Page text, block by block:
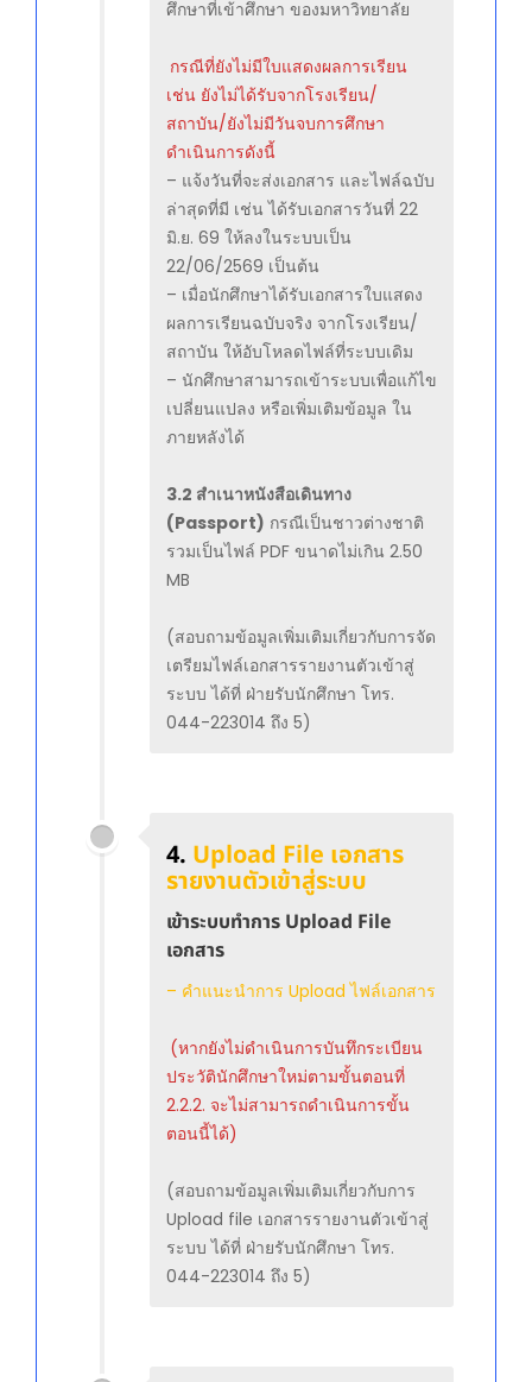
ศึกษาที่เข้าศึกษา ของมหาวิทยาลัย
กรณีที่ยังไม่มีใบแสดงผลการเรียน
เช่น ยังไม่ได้รับจากโรงเรียน/
สถาบัน/ยังไม่มีวันจบการศึกษา
ดำเนินการดังนี้
– แจ้งวันที่จะส่งเอกสาร และไฟล์ฉบับ
ล่าสุดที่มี เช่น ได้รับเอกสารวันที่ 22
มิ.ย. 69 ให้ลงในระบบเป็น
22/06/2569 เป็นต้น
– เมื่อนักศึกษาได้รับเอกสารใบแสดง
ผลการเรียนฉบับจริง จากโรงเรียน/
สถาบัน ให้อับโหลดไฟล์ที่ระบบเดิม
– นักศึกษาสามารถเข้าระบบเพื่อแก้ไข
เปลี่ยนแปลง หรือเพิ่มเติมข้อมูล ใน
ภายหลังได้
3.2 สำเนาหนังสือเดินทาง
(Passport) กรณีเป็นชาวต่างชาติ
รวมเป็นไฟล์ PDF ขนาดไม่เกิน 2.50
MB
(สอบถามข้อมูลเพิ่มเติมเกี่ยวกับการจัด
เตรียมไฟล์เอกสารรายงานตัวเข้าสู่
ระบบ ได้ที่ ฝ่ายรับนักศึกษา โทร.
044-223014 ถึง 5)
4. Upload File เอกสาร
รายงานตัวเข้าสู่ระบบ
เข้าระบบทำการ Upload File
เอกสาร
– คำแนะนำการ Upload ไฟล์เอกสาร
(หากยังไม่ดำเนินการบันทึกระเบียน
ประวัตินักศึกษาใหม่ตามขั้นตอนที่
2.2.2. จะไม่สามารถดำเนินการขั้น
ตอนนี้ได้)
(สอบถามข้อมูลเพิ่มเติมเกี่ยวกับการ
Upload file เอกสารรายงานตัวเข้าสู่
ระบบ ได้ที่ ฝ่ายรับนักศึกษา โทร.
044-223014 ถึง 5)